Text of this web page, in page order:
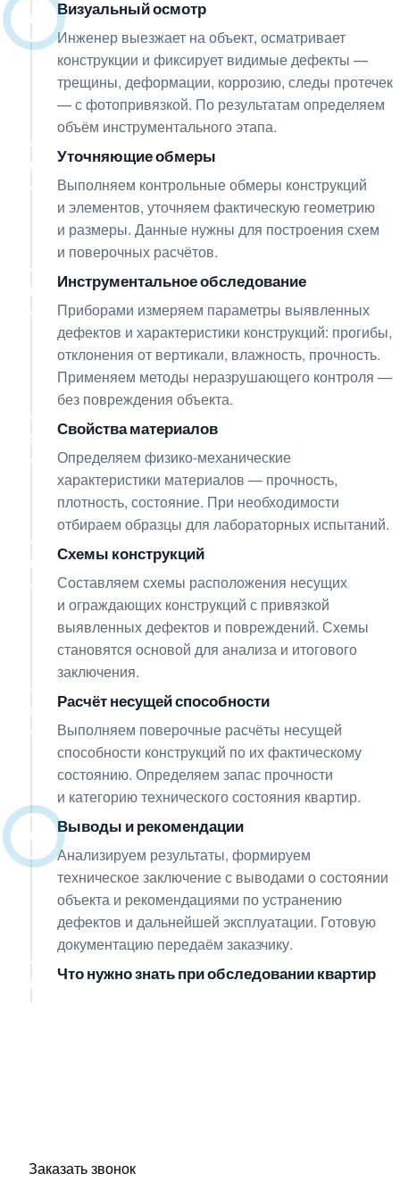
02
Визуальный осмотр
Инженер выезжает на объект, осматривает
конструкции и фиксирует видимые дефекты —
трещины, деформации, коррозию, следы протечек
— с фотопривязкой. По результатам определяем
объём инструментального этапа.
03
Уточняющие обмеры
Выполняем контрольные обмеры конструкций
и элементов, уточняем фактическую геометрию
и размеры. Данные нужны для построения схем
и поверочных расчётов.
04
Инструментальное обследование
Приборами измеряем параметры выявленных
дефектов и характеристики конструкций: прогибы,
отклонения от вертикали, влажность, прочность.
Применяем методы неразрушающего контроля —
без повреждения объекта.
05
Свойства материалов
Определяем физико-механические
характеристики материалов — прочность,
плотность, состояние. При необходимости
отбираем образцы для лабораторных испытаний.
06
Схемы конструкций
Составляем схемы расположения несущих
и ограждающих конструкций с привязкой
выявленных дефектов и повреждений. Схемы
становятся основой для анализа и итогового
заключения.
07
Расчёт несущей способности
Выполняем поверочные расчёты несущей
способности конструкций по их фактическому
состоянию. Определяем запас прочности
и категорию технического состояния квартир.
08
Выводы и рекомендации
Анализируем результаты, формируем
техническое заключение с выводами о состоянии
объекта и рекомендациями по устранению
дефектов и дальнейшей эксплуатации. Готовую
документацию передаём заказчику.
09
Что нужно знать при обследовании квартир
Заказать звонок